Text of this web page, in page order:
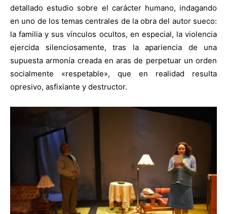
detallado estudio sobre el carácter humano, indagando
en uno de los temas centrales de la obra del autor sueco:
la familia y sus vínculos ocultos, en especial, la violencia
ejercida silenciosamente, tras la apariencia de una
supuesta armonía creada en aras de perpetuar un orden
socialmente «respetable», que en realidad resulta
opresivo, asfixiante y destructor.